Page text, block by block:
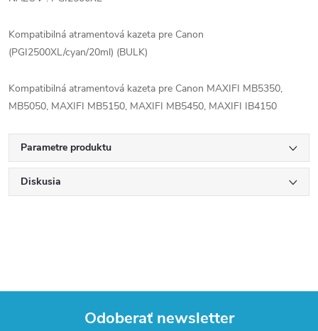
Kompatibilná atramentová kazeta pre Canon
(PGI2500XL/cyan/20ml) (BULK)
Kompatibilná atramentová kazeta pre Canon MAXIFI MB5350,
MB5050, MAXIFI MB5150, MAXIFI MB5450, MAXIFI IB4150
Parametre produktu
Diskusia
Odoberať newsletter